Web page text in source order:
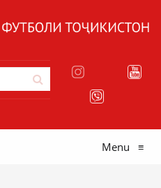
Menu ≡